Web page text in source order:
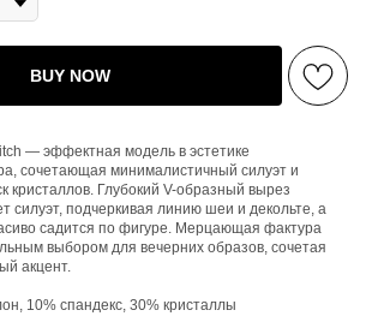
BUY NOW
— эффектная модель в эстетике
сочетающая минималистичный силуэт и
кристаллов. Глубокий V-образный вырез
силуэт, подчеркивая линию шеи и декольте, а
садится по фигуре. Мерцающая фактура
выбором для вечерних образов, сочетая
акцент.
10% спандекс, 30% кристаллы
можно
бутике
наб.,
41-76